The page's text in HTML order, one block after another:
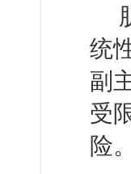
统
副
受
险。